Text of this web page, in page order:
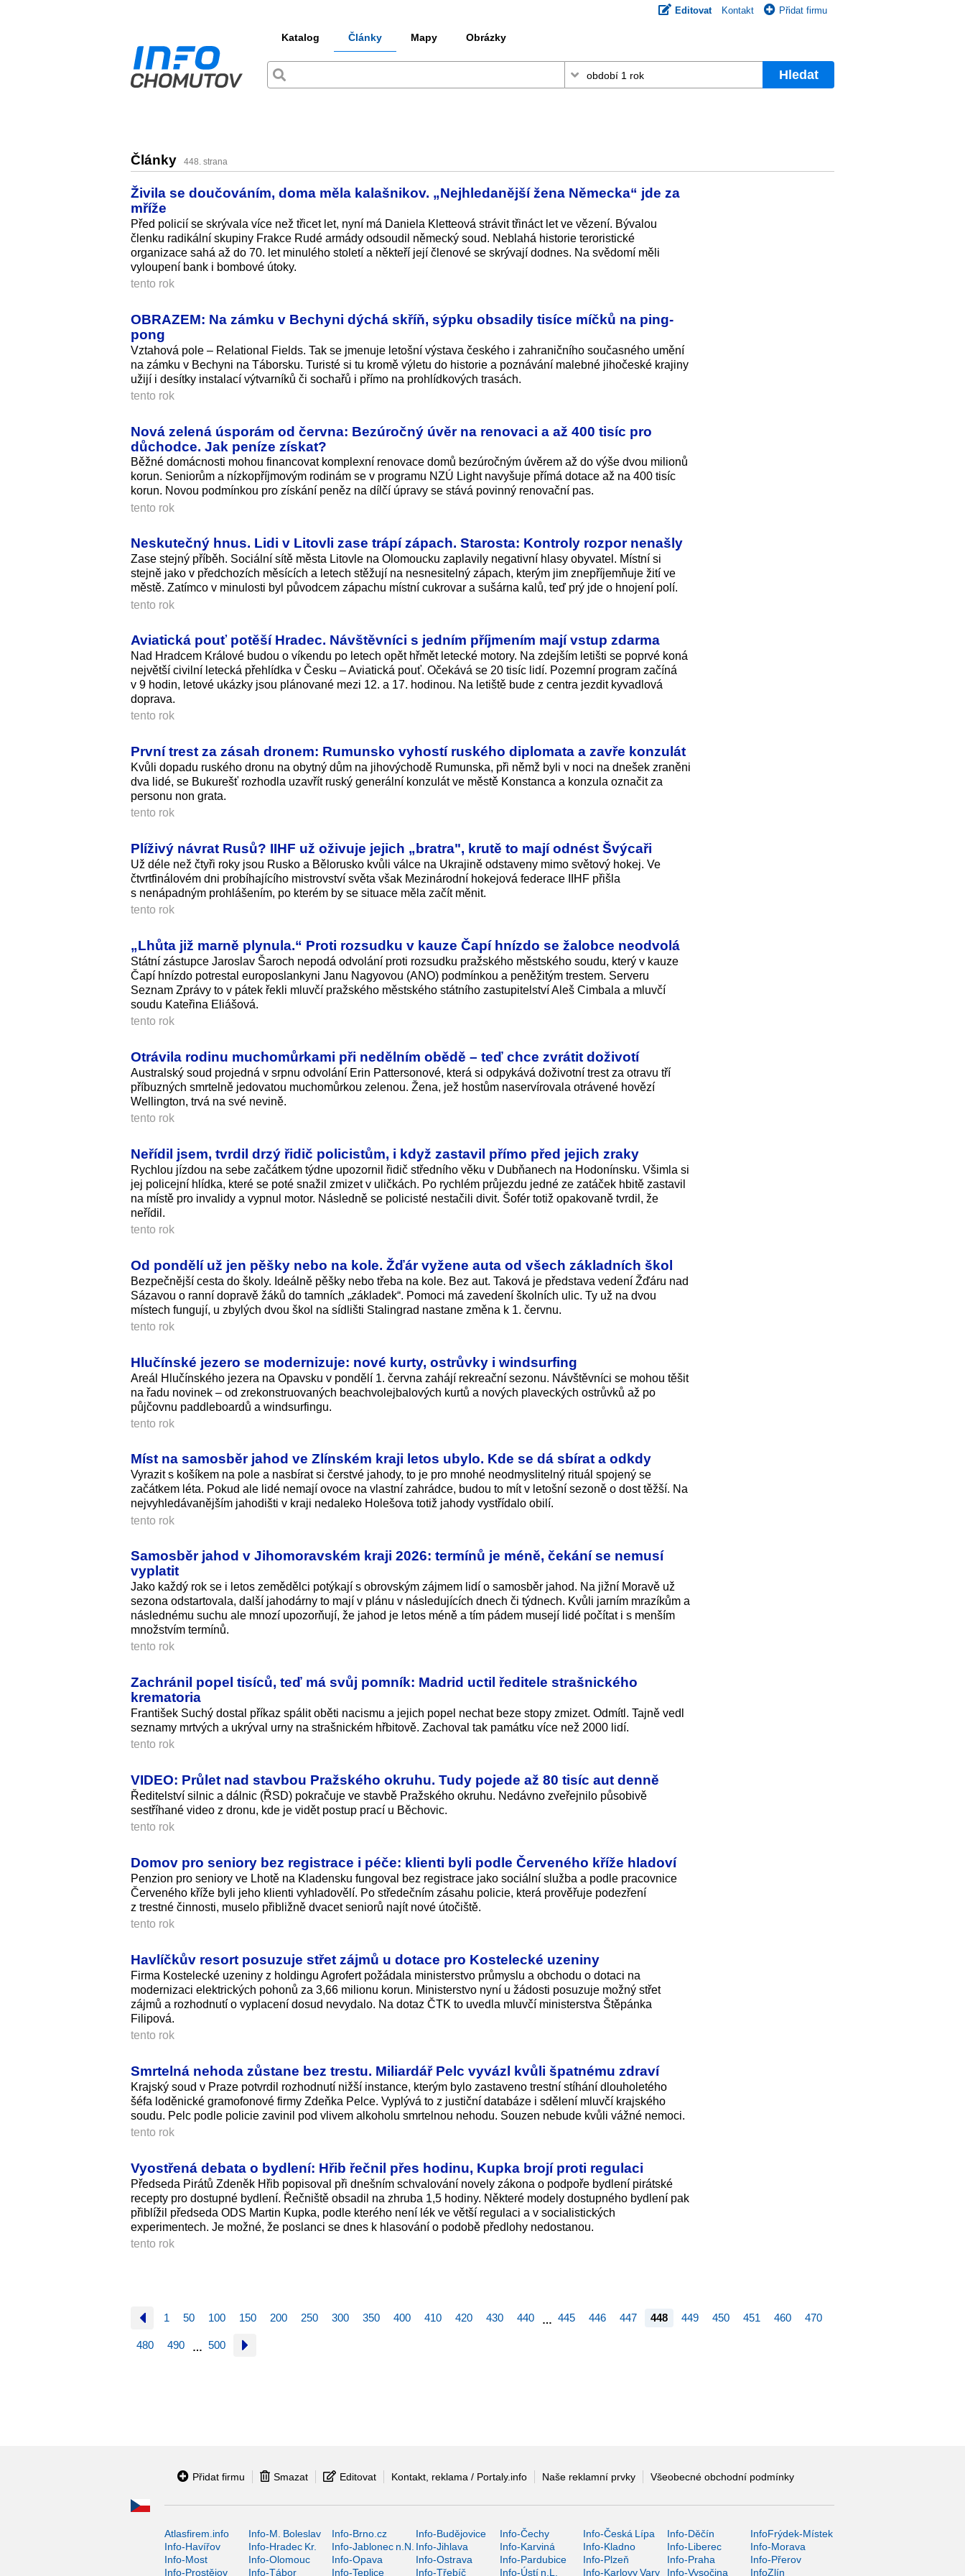
Editovat Kontakt Přidat firmu
Katalog Články Mapy Obrázky
Hledat
Články 448. strana
Živila se doučováním, doma měla kalašnikov. „Nejhledanější žena Německa“ jde za
mříže
Před policií se skrývala více než třicet let, nyní má Daniela Kletteová strávit třináct let ve vězení. Bývalou
členku radikální skupiny Frakce Rudé armády odsoudil německý soud. Neblahá historie teroristické
organizace sahá až do 70. let minulého století a někteří její členové se skrývají dodnes. Na svědomí měli
vyloupení bank i bombové útoky.
tento rok
OBRAZEM: Na zámku v Bechyni dýchá skříň, sýpku obsadily tisíce míčků na ping-
pong
Vztahová pole – Relational Fields. Tak se jmenuje letošní výstava českého i zahraničního současného umění
na zámku v Bechyni na Táborsku. Turisté si tu kromě výletu do historie a poznávání malebné jihočeské krajiny
užijí i desítky instalací výtvarníků či sochařů i přímo na prohlídkových trasách.
tento rok
Nová zelená úsporám od června: Bezúročný úvěr na renovaci a až 400 tisíc pro
důchodce. Jak peníze získat?
Běžné domácnosti mohou financovat komplexní renovace domů bezúročným úvěrem až do výše dvou milionů
korun. Seniorům a nízkopříjmovým rodinám se v programu NZÚ Light navyšuje přímá dotace až na 400 tisíc
korun. Novou podmínkou pro získání peněz na dílčí úpravy se stává povinný renovační pas.
tento rok
Neskutečný hnus. Lidi v Litovli zase trápí zápach. Starosta: Kontroly rozpor nenašly
Zase stejný příběh. Sociální sítě města Litovle na Olomoucku zaplavily negativní hlasy obyvatel. Místní si
stejně jako v předchozích měsících a letech stěžují na nesnesitelný zápach, kterým jim znepříjemňuje žití ve
městě. Zatímco v minulosti byl původcem zápachu místní cukrovar a sušárna kalů, teď prý jde o hnojení polí.
tento rok
Aviatická pouť potěší Hradec. Návštěvníci s jedním příjmením mají vstup zdarma
Nad Hradcem Králové budou o víkendu po letech opět hřmět letecké motory. Na zdejším letišti se poprvé koná
největší civilní letecká přehlídka v Česku – Aviatická pouť. Očekává se 20 tisíc lidí. Pozemní program začíná
v 9 hodin, letové ukázky jsou plánované mezi 12. a 17. hodinou. Na letiště bude z centra jezdit kyvadlová
doprava.
tento rok
První trest za zásah dronem: Rumunsko vyhostí ruského diplomata a zavře konzulát
Kvůli dopadu ruského dronu na obytný dům na jihovýchodě Rumunska, při němž byli v noci na dnešek zraněni
dva lidé, se Bukurešť rozhodla uzavřít ruský generální konzulát ve městě Konstanca a konzula označit za
personu non grata.
tento rok
Plíživý návrat Rusů? IIHF už oživuje jejich „bratra", krutě to mají odnést Švýcaři
Už déle než čtyři roky jsou Rusko a Bělorusko kvůli válce na Ukrajině odstaveny mimo světový hokej. Ve
čtvrtfinálovém dni probíhajícího mistrovství světa však Mezinárodní hokejová federace IIHF přišla
s nenápadným prohlášením, po kterém by se situace měla začít měnit.
tento rok
„Lhůta již marně plynula.“ Proti rozsudku v kauze Čapí hnízdo se žalobce neodvolá
Státní zástupce Jaroslav Šaroch nepodá odvolání proti rozsudku pražského městského soudu, který v kauze
Čapí hnízdo potrestal europoslankyni Janu Nagyovou (ANO) podmínkou a peněžitým trestem. Serveru
Seznam Zprávy to v pátek řekli mluvčí pražského městského státního zastupitelství Aleš Cimbala a mluvčí
soudu Kateřina Eliášová.
tento rok
Otrávila rodinu muchomůrkami při nedělním obědě – teď chce zvrátit doživotí
Australský soud projedná v srpnu odvolání Erin Pattersonové, která si odpykává doživotní trest za otravu tří
příbuzných smrtelně jedovatou muchomůrkou zelenou. Žena, jež hostům naservírovala otrávené hovězí
Wellington, trvá na své nevině.
tento rok
Neřídil jsem, tvrdil drzý řidič policistům, i když zastavil přímo před jejich zraky
Rychlou jízdou na sebe začátkem týdne upozornil řidič středního věku v Dubňanech na Hodonínsku. Všimla si
jej policejní hlídka, které se poté snažil zmizet v uličkách. Po rychlém průjezdu jedné ze zatáček hbitě zastavil
na místě pro invalidy a vypnul motor. Následně se policisté nestačili divit. Šofér totiž opakovaně tvrdil, že
neřídil.
tento rok
Od pondělí už jen pěšky nebo na kole. Žďár vyžene auta od všech základních škol
Bezpečnější cesta do školy. Ideálně pěšky nebo třeba na kole. Bez aut. Taková je představa vedení Žďáru nad
Sázavou o ranní dopravě žáků do tamních „základek“. Pomoci má zavedení školních ulic. Ty už na dvou
místech fungují, u zbylých dvou škol na sídlišti Stalingrad nastane změna k 1. červnu.
tento rok
Hlučínské jezero se modernizuje: nové kurty, ostrůvky i windsurfing
Areál Hlučínského jezera na Opavsku v pondělí 1. června zahájí rekreační sezonu. Návštěvníci se mohou těšit
na řadu novinek – od zrekonstruovaných beachvolejbalových kurtů a nových plaveckých ostrůvků až po
půjčovnu paddleboardů a windsurfingu.
tento rok
Míst na samosběr jahod ve Zlínském kraji letos ubylo. Kde se dá sbírat a odkdy
Vyrazit s košíkem na pole a nasbírat si čerstvé jahody, to je pro mnohé neodmyslitelný rituál spojený se
začátkem léta. Pokud ale lidé nemají ovoce na vlastní zahrádce, budou to mít v letošní sezoně o dost těžší. Na
nejvyhledávanějším jahodišti v kraji nedaleko Holešova totiž jahody vystřídalo obilí.
tento rok
Samosběr jahod v Jihomoravském kraji 2026: termínů je méně, čekání se nemusí
vyplatit
Jako každý rok se i letos zemědělci potýkají s obrovským zájmem lidí o samosběr jahod. Na jižní Moravě už
sezona odstartovala, další jahodárny to mají v plánu v následujících dnech či týdnech. Kvůli jarním mrazíkům a
následnému suchu ale mnozí upozorňují, že jahod je letos méně a tím pádem musejí lidé počítat i s menším
množstvím termínů.
tento rok
Zachránil popel tisíců, teď má svůj pomník: Madrid uctil ředitele strašnického
krematoria
František Suchý dostal příkaz spálit oběti nacismu a jejich popel nechat beze stopy zmizet. Odmítl. Tajně vedl
seznamy mrtvých a ukrýval urny na strašnickém hřbitově. Zachoval tak památku více než 2000 lidí.
tento rok
VIDEO: Průlet nad stavbou Pražského okruhu. Tudy pojede až 80 tisíc aut denně
Ředitelství silnic a dálnic (ŘSD) pokračuje ve stavbě Pražského okruhu. Nedávno zveřejnilo působivě
sestříhané video z dronu, kde je vidět postup prací u Běchovic.
tento rok
Domov pro seniory bez registrace i péče: klienti byli podle Červeného kříže hladoví
Penzion pro seniory ve Lhotě na Kladensku fungoval bez registrace jako sociální služba a podle pracovnice
Červeného kříže byli jeho klienti vyhladovělí. Po středečním zásahu policie, která prověřuje podezření
z trestné činnosti, muselo přibližně dvacet seniorů najít nové útočiště.
tento rok
Havlíčkův resort posuzuje střet zájmů u dotace pro Kostelecké uzeniny
Firma Kostelecké uzeniny z holdingu Agrofert požádala ministerstvo průmyslu a obchodu o dotaci na
modernizaci elektrických pohonů za 3,66 milionu korun. Ministerstvo nyní u žádosti posuzuje možný střet
zájmů a rozhodnutí o vyplacení dosud nevydalo. Na dotaz ČTK to uvedla mluvčí ministerstva Štěpánka
Filipová.
tento rok
Smrtelná nehoda zůstane bez trestu. Miliardář Pelc vyvázl kvůli špatnému zdraví
Krajský soud v Praze potvrdil rozhodnutí nižší instance, kterým bylo zastaveno trestní stíhání dlouholetého
šéfa loděnické gramofonové firmy Zdeňka Pelce. Vyplývá to z justiční databáze i sdělení mluvčí krajského
soudu. Pelc podle policie zavinil pod vlivem alkoholu smrtelnou nehodu. Souzen nebude kvůli vážné nemoci.
tento rok
Vyostřená debata o bydlení: Hřib řečnil přes hodinu, Kupka brojí proti regulaci
Předseda Pirátů Zdeněk Hřib popisoval při dnešním schvalování novely zákona o podpoře bydlení pirátské
recepty pro dostupné bydlení. Řečniště obsadil na zhruba 1,5 hodiny. Některé modely dostupného bydlení pak
přiblížil předseda ODS Martin Kupka, podle kterého není lék ve větší regulaci a v socialistických
experimentech. Je možné, že poslanci se dnes k hlasování o podobě předlohy nedostanou.
tento rok
1 50 100 150 200 250 300 350 400 410 420 430 440 … 445 446 447 448 449 450 451 460 470
480 490 … 500
Přidat firmu Smazat Editovat Kontakt, reklama / Portaly.info Naše reklamní prvky Všeobecné obchodní podmínky
Atlasfirem.info Info-M. Boleslav Info-Brno.cz Info-Budějovice Info-Čechy Info-Česká Lípa Info-Děčín
InfoFrýdek-Místek
Info-Havířov
Info-Hradec Kr. Info-Jablonec n.N. Info-Jihlava Info-Karviná Info-Kladno Info-Liberec
Info-Morava
Info-Most
Info-Olomouc Info-Opava Info-Ostrava Info-Pardubice Info-Plzeň Info-Praha
Info-Přerov
Info-Prostějov
Info-Tábor Info-Teplice Info-Třebíč Info-Ústí n.L. Info-Karlovy Vary Info-Vysočina InfoZlín